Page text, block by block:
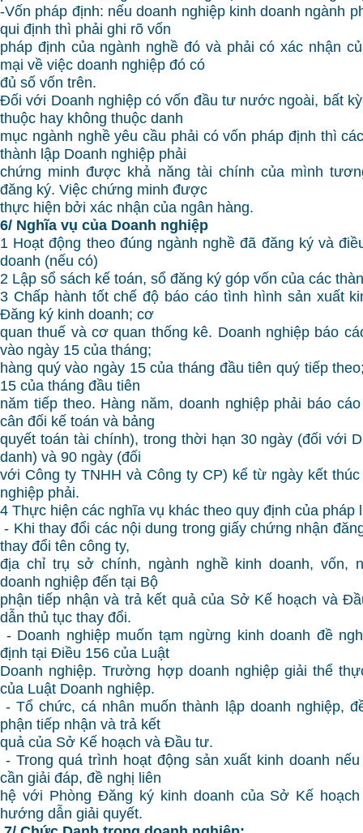
-Vốn pháp định: nếu doanh nghiệp kinh doanh ngành
qui định thì phải ghi rõ vốn
pháp định của ngành nghề đó và phải có xác nhận
mại về việc doanh nghiệp đó có
đủ số vốn trên.
Đối với Doanh nghiệp có vốn đầu tư nước ngoài, bất
thuộc hay không thuộc danh
mục ngành nghề yêu cầu phải có vốn pháp định thì
thành lập Doanh nghiệp phải
chứng minh được khả năng tài chính của mình
đăng ký. Việc chứng minh được
thực hiện bởi xác nhận của ngân hàng.
6/ Nghĩa vụ của Doanh nghiệp
1 Hoạt động theo đúng ngành nghề đã đăng ký và
doanh (nếu có)
2 Lập sổ sách kế toán, sổ đăng ký góp vốn của các
3 Chấp hành tốt chế độ báo cáo tình hình sản xuất
Đăng ký kinh doanh; cơ
quan thuế và cơ quan thống kê. Doanh nghiệp báo
vào ngày 15 của tháng;
hàng quý vào ngày 15 của tháng đầu tiên quý tiếp
15 của tháng đầu tiên
năm tiếp theo. Hàng năm, doanh nghiệp phải báo
cân đối kế toán và bảng
quyết toán tài chính), trong thời hạn 30 ngày (đối với
danh) và 90 ngày (đối
với Công ty TNHH và Công ty CP) kể từ ngày kết
nghiệp phải.
4 Thực hiện các nghĩa vụ khác theo quy định của pháp
- Khi thay đổi các nội dung trong giấy chứng nhận
thay đổi tên công ty,
địa chỉ trụ sở chính, ngành nghề kinh doanh, vốn,
doanh nghiệp đến tại Bộ
phận tiếp nhận và trả kết quả của Sở Kế hoạch và
dẫn thủ tục thay đổi.
- Doanh nghiệp muốn tạm ngừng kinh doanh đề
định tại Điều 156 của Luật
Doanh nghiệp. Trường hợp doanh nghiệp giải thể
của Luật Doanh nghiệp.
- Tổ chức, cá nhân muốn thành lập doanh nghiệp,
phận tiếp nhận và trả kết
quả của Sở Kế hoạch và Đầu tư.
- Trong quá trình hoạt động sản xuất kinh doanh
cần giải đáp, đề nghị liên
hệ với Phòng Đăng ký kinh doanh của Sở Kế
hướng dẫn giải quyết.